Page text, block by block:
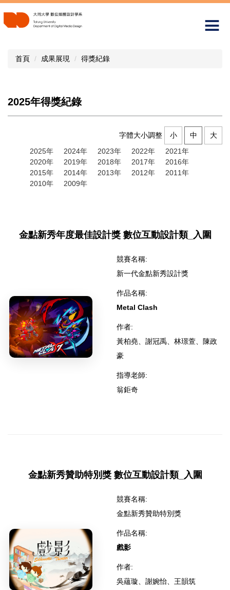
主
首頁 成果展現 得獎紀錄
2025年得獎紀錄
字體大小調整 小 中
大
2025年
2024年 2023年 2022年
2021年
2020年
2019年 2018年 2017年
2016年
2015年
2014年 2013年 2012年
2011年
2010年
2009年
金點新秀年度最佳設計獎 數位互動設計類_入圍
競賽名稱:
新一代金點新秀設計獎
作品名稱:
Metal Clash
作者:
黃柏堯、謝冠禹、林璟萱、陳政
豪
指導老師:
翁鉅奇
金點新秀贊助特別獎 數位互動設計類_入圍
競賽名稱:
金點新秀贊助特別獎
作品名稱:
戲影
作者:
吳蘊璇、謝婉怡、王韻筑